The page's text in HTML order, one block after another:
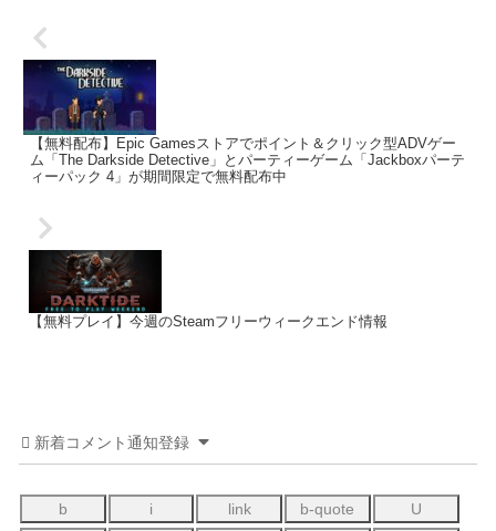
【無料配布】Epic Gamesストアでポイント＆クリック型ADVゲー
ム「The Darkside Detective」とパーティーゲーム「Jackboxパーテ
ィーパック 4」が期間限定で無料配布中
【無料プレイ】今週のSteamフリーウィークエンド情報
新着コメント通知登録